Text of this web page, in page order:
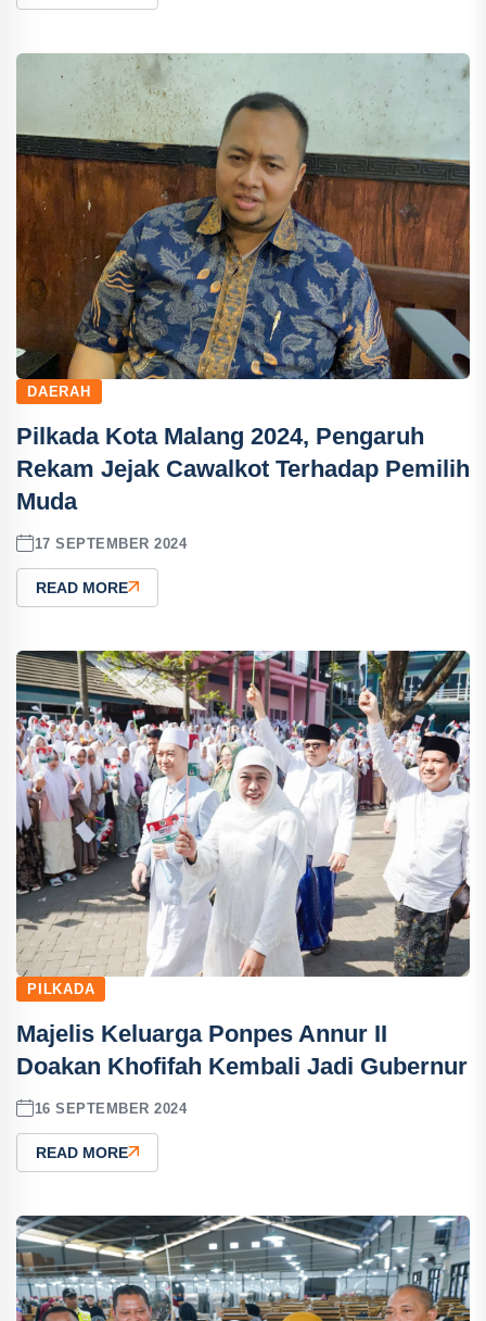
DAERAH
Pilkada Kota Malang 2024, Pengaruh
Rekam Jejak Cawalkot Terhadap Pemilih
Muda
17 SEPTEMBER 2024
READ MORE
PILKADA
Majelis Keluarga Ponpes Annur II
Doakan Khofifah Kembali Jadi Gubernur
16 SEPTEMBER 2024
READ MORE